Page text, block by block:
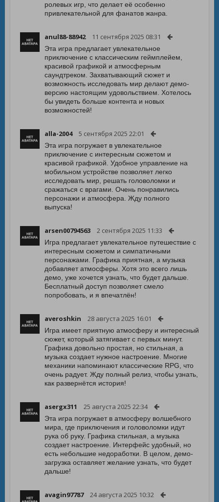
ролевых игр, что делает её особенно
привлекательной для фанатов жанра.
anul88-88942 11 сентября 2025 08:31
Эта игра предлагает увлекательное
приключение с классическим геймплейем,
красивой графикой и атмосферным
саундтреком. Захватывающий сюжет и
возможность исследовать мир делают демо-
версию настоящим удовольствием. Хотелось
бы увидеть больше контента и новых
возможностей!
alla-2004 5 сентября 2025 22:01
Эта игра погружает в увлекательное
приключение с интересным сюжетом и
красивой графикой. Удобное управление на
мобильном устройстве позволяет легко
исследовать мир, решать головоломки и
сражаться с врагами. Очень понравились
персонажи и атмосфера. Жду полного
выпуска!
arsen00794563 2 сентября 2025 11:33
Игра предлагает увлекательное путешествие с
интересным сюжетом и симпатичными
персонажами. Графика приятная, а музыка
добавляет атмосферы. Хотя это всего лишь
демо, уже хочется узнать, что будет дальше.
Бесплатный доступ позволяет смело
попробовать, и я впечатлён!
averoshkin 28 августа 2025 16:01
Игра имеет приятную атмосферу и интересный
сюжет, который затягивает с первых минут.
Графика довольно простая, но стильная, а
музыка создает нужное настроение. Многие
механики напоминают классические RPG, что
очень радует. Жду полный релиз, чтобы узнать,
как развернётся история!
asergx311 25 августа 2025 22:34
Эта игра погружает в атмосферу волшебного
мира, где приключения и головоломки идут
рука об руку. Графика стильная, а музыка
создает настроение. Интерфейс удобный, но
есть небольшие недоработки. В целом, демо-
загрузка оставляет желание узнать, что будет
дальше!
avagin97787 24 августа 2025 10:32